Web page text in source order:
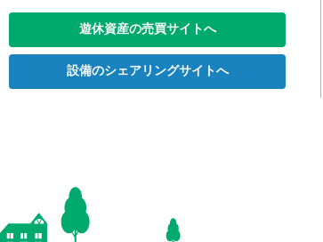
遊休資産の売買サイトへ
設備のシェアリングサイトへ